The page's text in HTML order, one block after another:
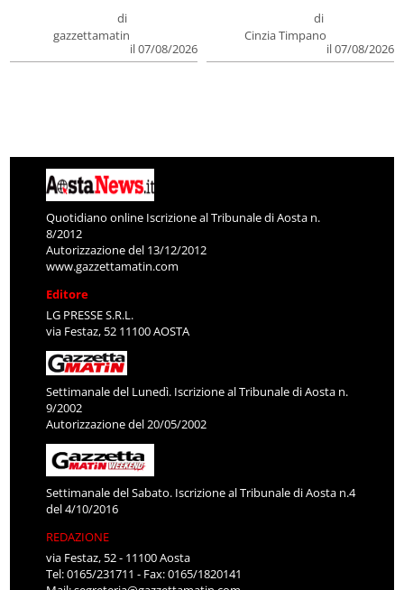
di
gazzettamatin
il 07/08/2026
di
Cinzia Timpano
il 07/08/2026
Quotidiano online Iscrizione al Tribunale di Aosta n.
8/2012
Autorizzazione del 13/12/2012
www.gazzettamatin.com
Editore
LG PRESSE S.R.L.
via Festaz, 52 11100 AOSTA
Settimanale del Lunedì. Iscrizione al Tribunale di Aosta n.
9/2002
Autorizzazione del 20/05/2002
Settimanale del Sabato. Iscrizione al Tribunale di Aosta n.4
del 4/10/2016
REDAZIONE
via Festaz, 52 - 11100 Aosta
Tel: 0165/231711 - Fax: 0165/1820141